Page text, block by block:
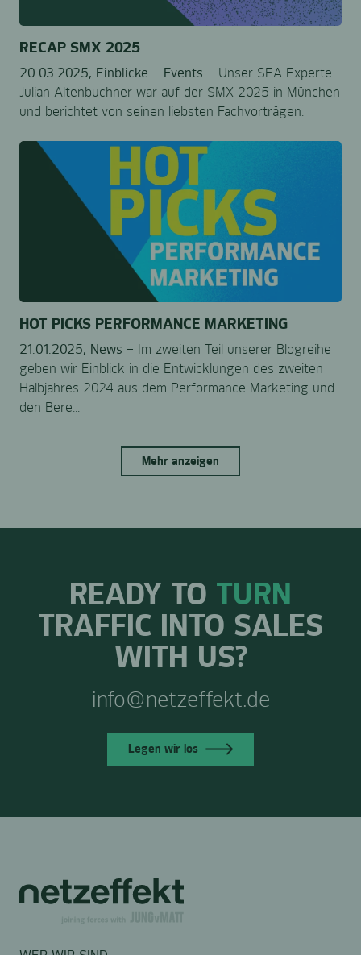
RECAP SMX 2025
20.03.2025, Einblicke – Events – Unser SEA-Experte
Julian Altenbuchner war auf der SMX 2025 in München
und berichtet von seinen liebsten Fachvorträgen.
HOT PICKS PERFORMANCE MARKETING
21.01.2025, News – Im zweiten Teil unserer Blogreihe
geben wir Einblick in die Entwicklungen des zweiten
Halbjahres 2024 aus dem Performance Marketing und
den Bere...
Mehr anzeigen
READY TO TURN
TRAFFIC INTO SALES
WITH US?
info@netzeffekt.de
Legen wir los